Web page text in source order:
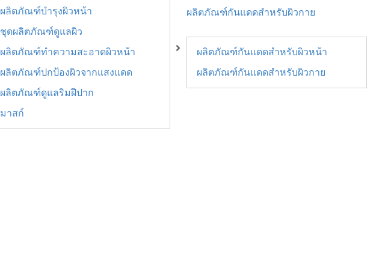
ผลิตภัณฑ์บำรุงผิวหน้า
ชุดผลิตภัณฑ์ดูแลผิว
ผลิตภัณฑ์ทำความสะอาดผิวหน้า
ผลิตภัณฑ์ปกป้องผิวจากแสงแดด
ผลิตภัณฑ์ดูแลริมฝีปาก
มาสก์
ผลิตภัณฑ์กันแดดสำหรับผิวกาย
ผลิตภัณฑ์กันแดดสำหรับผิวหน้า
ผลิตภัณฑ์กันแดดสำหรับผิวกาย